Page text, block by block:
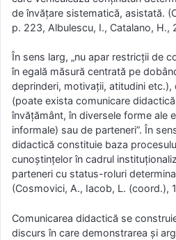
de învăţare sistematică, asistată.
p. 223, Albulescu, I., Catalano, H.,
În sens larg, „nu apar restricţii de
în egală măsură centrată pe
deprinderi, motivaţii, atitudini etc.),
(poate exista comunicare
învăţământ, în diversele forme ale
informale) sau de parteneri”. În
didactică constituie baza
cunoştinţelor în cadrul
parteneri cu status-roluri
(Cosmovici, A., Iacob, L. (coord.),
Comunicarea didactică se
discurs în care demonstrarea şi